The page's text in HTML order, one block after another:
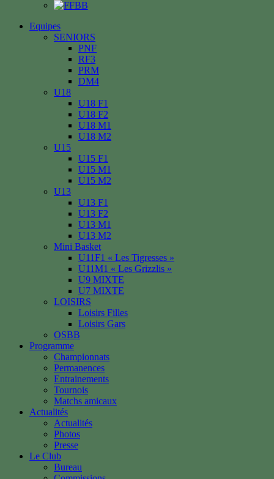
Equipes
SENIORS
PNF
RF3
PRM
DM4
U18
U18 F1
U18 F2
U18 M1
U18 M2
U15
U15 F1
U15 M1
U15 M2
U13
U13 F1
U13 F2
U13 M1
U13 M2
Mini Basket
U11F1 « Les Tigresses »
U11M1 « Les Grizzlis »
U9 MIXTE
U7 MIXTE
LOISIRS
Loisirs Filles
Loisirs Gars
OSBB
Programme
Championnats
Permanences
Entrainements
Tournois
Matchs amicaux
Actualités
Actualités
Photos
Presse
Le Club
Bureau